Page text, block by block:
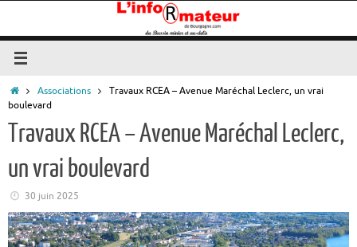
contenu
Accueil
Associations
Travaux RCEA – Avenue Maréchal Leclerc, un vrai
boulevard
Travaux RCEA – Avenue Maréchal Leclerc,
un vrai boulevard
30 juin 2025